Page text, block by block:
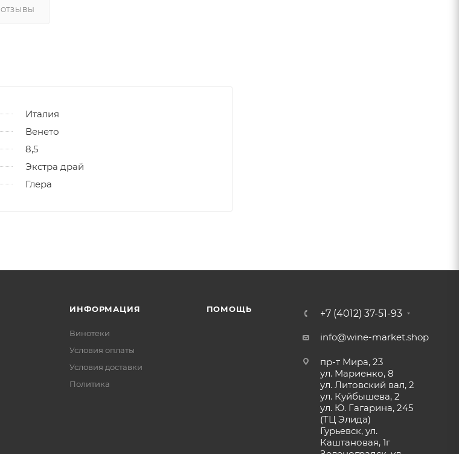
ОТЗЫВЫ
Италия
Венето
8,5
Экстра драй
Глера
ИНФОРМАЦИЯ
Винотеки
Условия оплаты
Условия доставки
Политика
ПОМОЩЬ +7 (4012) 37-51-93
info@wine-market.shop
пр-т Мира, 23
ул. Мариенко, 8
ул. Литовский вал, 2
ул. Куйбышева, 2
ул. Ю. Гагарина, 245
(ТЦ Элида)
Гурьевск, ул.
Каштановая, 1г